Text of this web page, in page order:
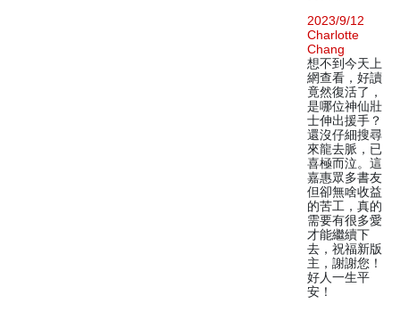
2023/9/12
Charlotte
Chang
想不到今天上
網查看，好讀
竟然復活了，
是哪位神仙壯
士伸出援手？
還沒仔細搜尋
來龍去脈，已
喜極而泣。這
嘉惠眾多書友
但卻無啥收益
的苦工，真的
需要有很多愛
才能繼續下
去，祝福新版
主，謝謝您！
好人一生平
安！